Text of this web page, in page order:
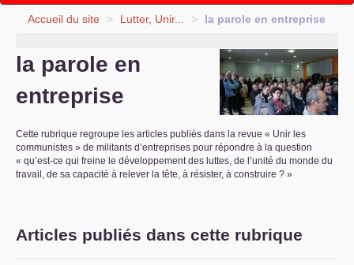
Vie politique
Internationale
S’organiser
Comprendre...
Vie du site
Accueil du site > Lutter, Unir... > la parole en entreprise
la parole en
entreprise
Cette rubrique regroupe les articles publiés dans la revue « Unir les
communistes » de militants d’entreprises pour répondre à la question
« qu’est-ce qui freine le développement des luttes, de l’unité du monde du
travail, de sa capacité à relever la tête, à résister, à construire ? »
Articles publiés dans cette rubrique